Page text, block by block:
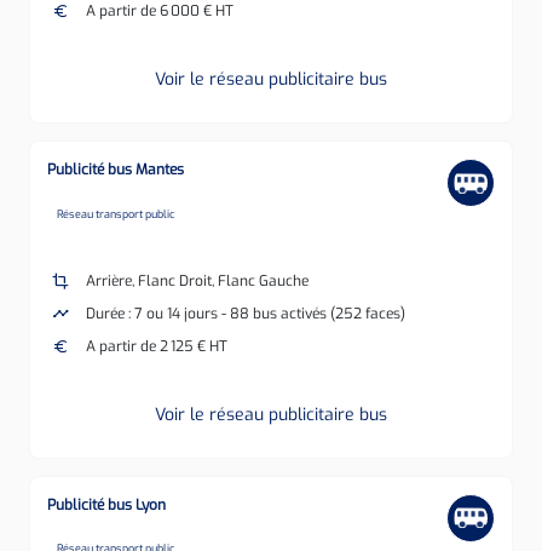
euro
A partir de 6 000 € HT
Voir le réseau publicitaire bus
Publicité bus Mantes
none
Réseau transport public
crop
Arrière, Flanc Droit, Flanc Gauche
timeline
Durée : 7 ou 14 jours - 88 bus activés (252 faces)
euro
A partir de 2 125 € HT
Voir le réseau publicitaire bus
Publicité bus Lyon
Réseau transport public